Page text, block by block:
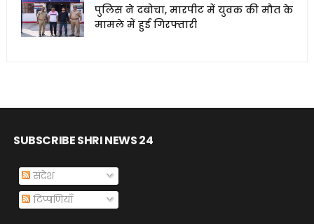
पुलिस ने दबोचा, मारपीट में युवक की मौत के
मामले में हुई गिरफ्तारी
SUBSCRIBE SHRI NEWS 24
संदेश
टिप्पणियाँ